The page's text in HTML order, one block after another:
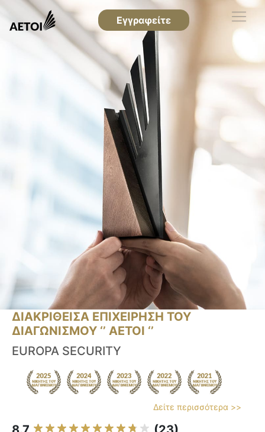
Εγγραφείτε
ΔΙΑΚΡΙΘΕΙΣΑ ΕΠΙΧΕΙΡΗΣΗ ΤΟΥ
ΔΙΑΓΩΝΙΣΜΟΥ ‘’ ΑΕΤΟΙ ‘’
EUROPA SECURITY
Δείτε περισσότερα >>